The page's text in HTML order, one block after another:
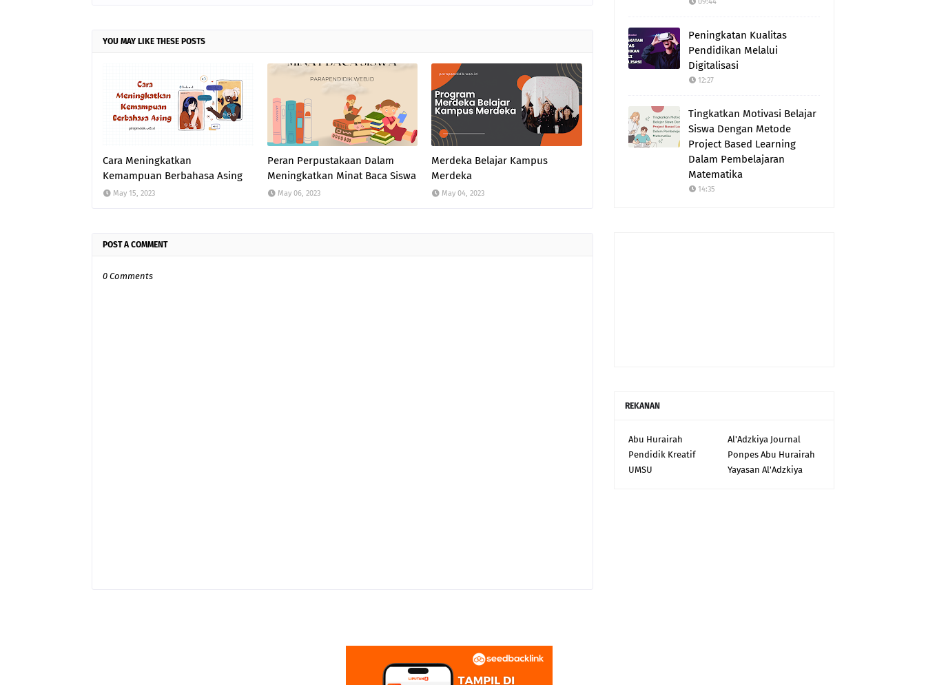
YOU MAY LIKE THESE POSTS
Cara Meningkatkan
Kemampuan Berbahasa Asing
May 15, 2023
Peran Perpustakaan Dalam
Meningkatkan Minat Baca Siswa
May 06, 2023
Merdeka Belajar Kampus
Merdeka
May 04, 2023
POST A COMMENT
0 Comments
09:44
Peningkatan Kualitas
Pendidikan Melalui
Digitalisasi
12:27
Tingkatkan Motivasi Belajar
Siswa Dengan Metode
Project Based Learning
Dalam Pembelajaran
Matematika
14:35
REKANAN
Abu Hurairah
Al'Adzkiya Journal
Pendidik Kreatif
Ponpes Abu Hurairah
UMSU
Yayasan Al'Adzkiya